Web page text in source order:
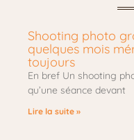
Shooting photo
quelques mois
toujours
En bref Un shooting
qu’une séance devant
Lire la suite »